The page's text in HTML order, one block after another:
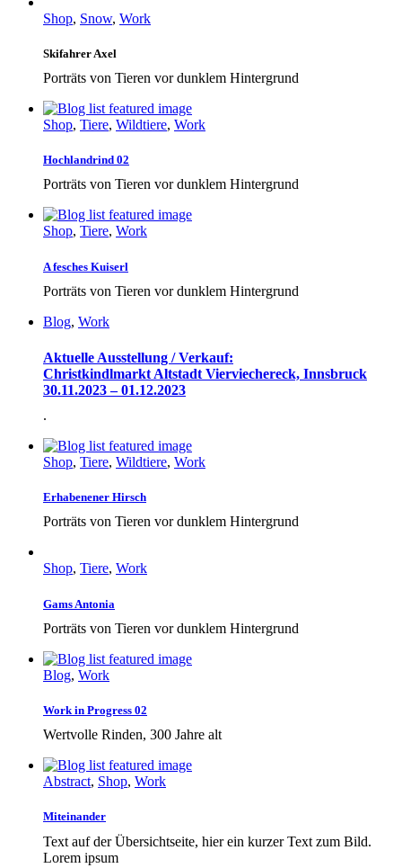
Shop, Snow, Work
Skifahrer Axel
Porträts von Tieren vor dunklem Hintergrund
Shop, Tiere, Wildtiere, Work
Hochlandrind 02
Porträts von Tieren vor dunklem Hintergrund
Shop, Tiere, Work
A fesches Kuiserl
Porträts von Tieren vor dunklem Hintergrund
Blog, Work
Aktuelle Ausstellung / Verkauf:
Christkindlmarkt Altstadt Vierviechereck, Innsbruck
30.11.2023 – 01.12.2023
.
Shop, Tiere, Wildtiere, Work
Erhabenener Hirsch
Porträts von Tieren vor dunklem Hintergrund
Shop, Tiere, Work
Gams Antonia
Porträts von Tieren vor dunklem Hintergrund
Blog, Work
Work in Progress 02
Wertvolle Rinden, 300 Jahre alt
Abstract, Shop, Work
Miteinander
Text auf der Übersichtseite, hier ein kurzer Text zum Bild.
Lorem ipsum